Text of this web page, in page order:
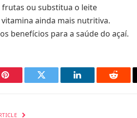
frutas ou substitua o leite
ainda mais nutritiva.
benefícios para a saúde do açaí.
Pinterest Twitter LinkedIn Reddit